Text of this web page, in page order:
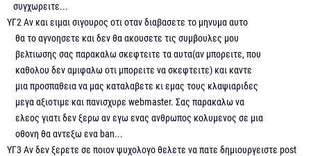
συγχωρειτε...
ΥΓ2 Αν και ειμαι σιγουρος οτι οταν διαβασετε το μηνυμα αυτο
θα το αγνοησετε και δεν θα ακουσετε τις συμβουλες μου
βελτιωσης σας παρακαλω σκεφτειτε τα αυτα(αν μπορειτε, που
καθολου δεν αμιφαλω οτι μπορειτε να σκεφτειτε) και καντε
μια προσπαθεια να μας καταλαβετε κι εμας τους κλαψιαριδες
μεγα αξιοτιμε και πανισχυρε webmaster. Σας παρακαλω να
ελεος γιατι δεν ξερω αν εγω ενας ανθρωπος κολυμενος σε μια
οθονη θα αντεξω ενα ban...
ΥΓ3 Αν δεν ξερετε σε ποιον ψυχολογο θελετε να πατε δημιουργειστε post